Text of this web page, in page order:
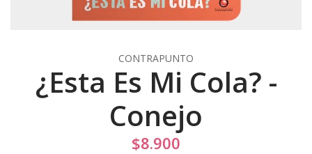
CONTRAPUNTO
¿Esta Es Mi Cola? -
Conejo
$8.900